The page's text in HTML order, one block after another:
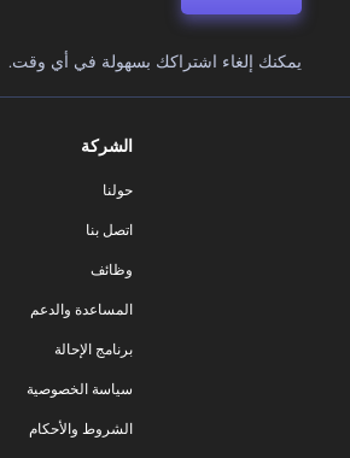
يمكنك إلغاء اشتراكك بسهولة في أي وقت.
الشركة
حولنا
اتصل بنا
وظائف
المساعدة والدعم
برنامج الإحالة
سياسة الخصوصية
الشروط والأحكام